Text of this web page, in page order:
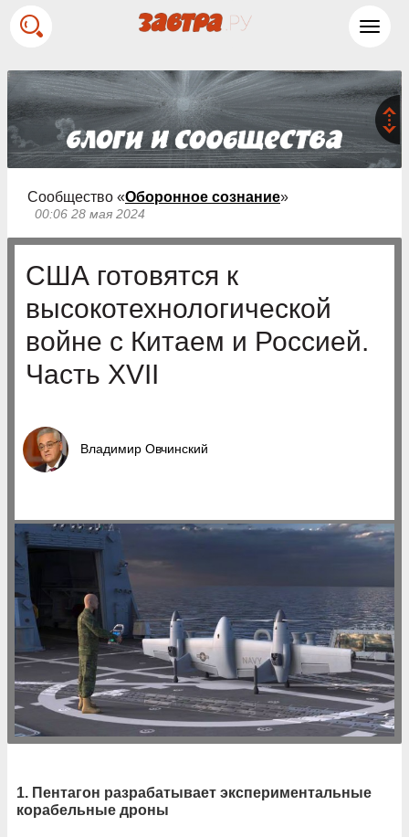
Сообщество «Оборонное сознание»
00:06 28 мая 2024
США готовятся к
высокотехнологической
войне с Китаем и Россией.
Часть XVII
Владимир Овчинский
1. Пентагон разрабатывает экспериментальные
корабельные дроны